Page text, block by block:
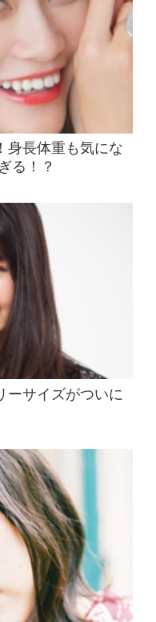
身長体重も気にな
る！？
ーサイズがついに